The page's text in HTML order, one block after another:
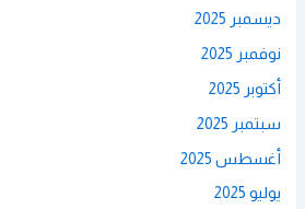
ديسمبر 2025
نوفمبر 2025
أكتوبر 2025
سبتمبر 2025
أغسطس 2025
يوليو 2025